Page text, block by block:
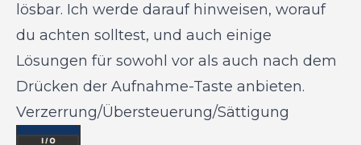
lösbar. Ich werde darauf hinweisen, worauf
du achten solltest, und auch einige
Lösungen für sowohl vor als auch nach dem
Drücken der Aufnahme-Taste anbieten.
Verzerrung/Übersteuerung/Sättigung